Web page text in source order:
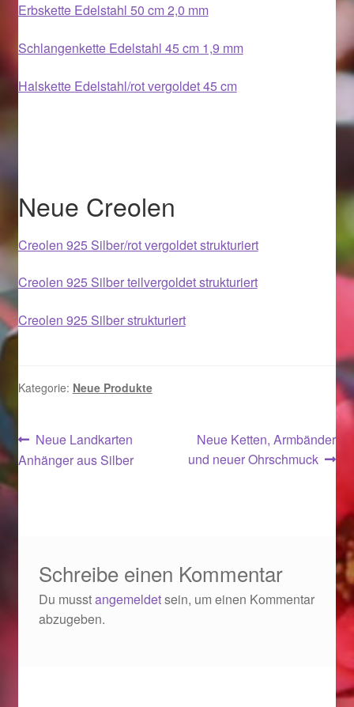
Magisches und Festliches zu Halloween 2022
Ostergeschenke finden für Ostern 2015
Ostergeschenke finden für Ostern 2016
Ostergeschenke finden für Ostern 2017
Ostergeschenke finden für Ostern 2018
Ostergeschenke finden für Ostern 2021
Shop
Startseite
Erbskette Edelstahl 50 cm 2,0 mm
Schlangenkette Edelstahl 45 cm 1,9 mm
Halskette Edelstahl/rot vergoldet 45 cm
Neue Creolen
Creolen 925 Silber/rot vergoldet strukturiert
Creolen 925 Silber teilvergoldet strukturiert
Creolen 925 Silber strukturiert
Kategorie: Neue Produkte
Beitragsnavigation
Vorheriger
Beitrag:
Neue Landkarten
Anhänger aus Silber
Nächster
Beitrag:
Neue Ketten, Armbänder
und neuer Ohrschmuck
Schreibe einen Kommentar
Du musstangemeldetsein, um einen Kommentar
abzugeben.